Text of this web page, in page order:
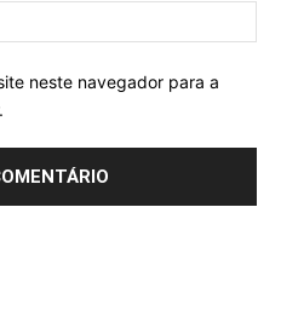
neste navegador para a